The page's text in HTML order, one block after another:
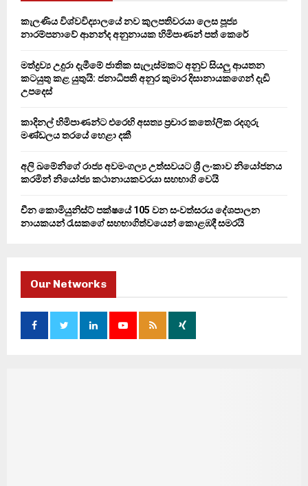
r
H
කැලණිය විශ්වවිද්‍යාලයේ නව කුලපතිවරයා ලෙස පූජ්‍ය
නාරම්පනාවේ ආනන්ද අනුනායක හිමිපාණන් පත් කෙරේ
මත්ද්‍රව්‍ය උදුරා දැමීමේ ජාතික සැලැස්මකට අනුව සියලු ආයතන
කටයුතු කළ යුතුයි: ජනාධිපති අනුර කුමාර දිසානායකගෙන් දැඩි
උපදෙස්
කාදිනල් හිමිපාණන්ට එරෙහි අසත්‍ය ප්‍රචාර කතෝලික රදගුරු
මණ්ඩලය තරයේ හෙළා දකී
අලි ඛමේනිගේ රාජ්‍ය අවමංගල්‍ය උත්සවයට ශ්‍රී ලංකාව නියෝජනය
කරමින් නියෝජ්‍ය කථානායකවරයා සහභාගි වෙයි
චීන කොමියුනිස්ට් පක්ෂයේ 105 වන සංවත්සරය දේශපාලන
නායකයන් රැසකගේ සහභාගිත්වයෙන් කොළඹදී සමරයි
Our Networks